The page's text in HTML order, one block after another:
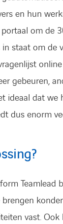
en hun
om de
staat om de
gebeuren,
ideaal dat we
dus enorm
Teamlead
vast.